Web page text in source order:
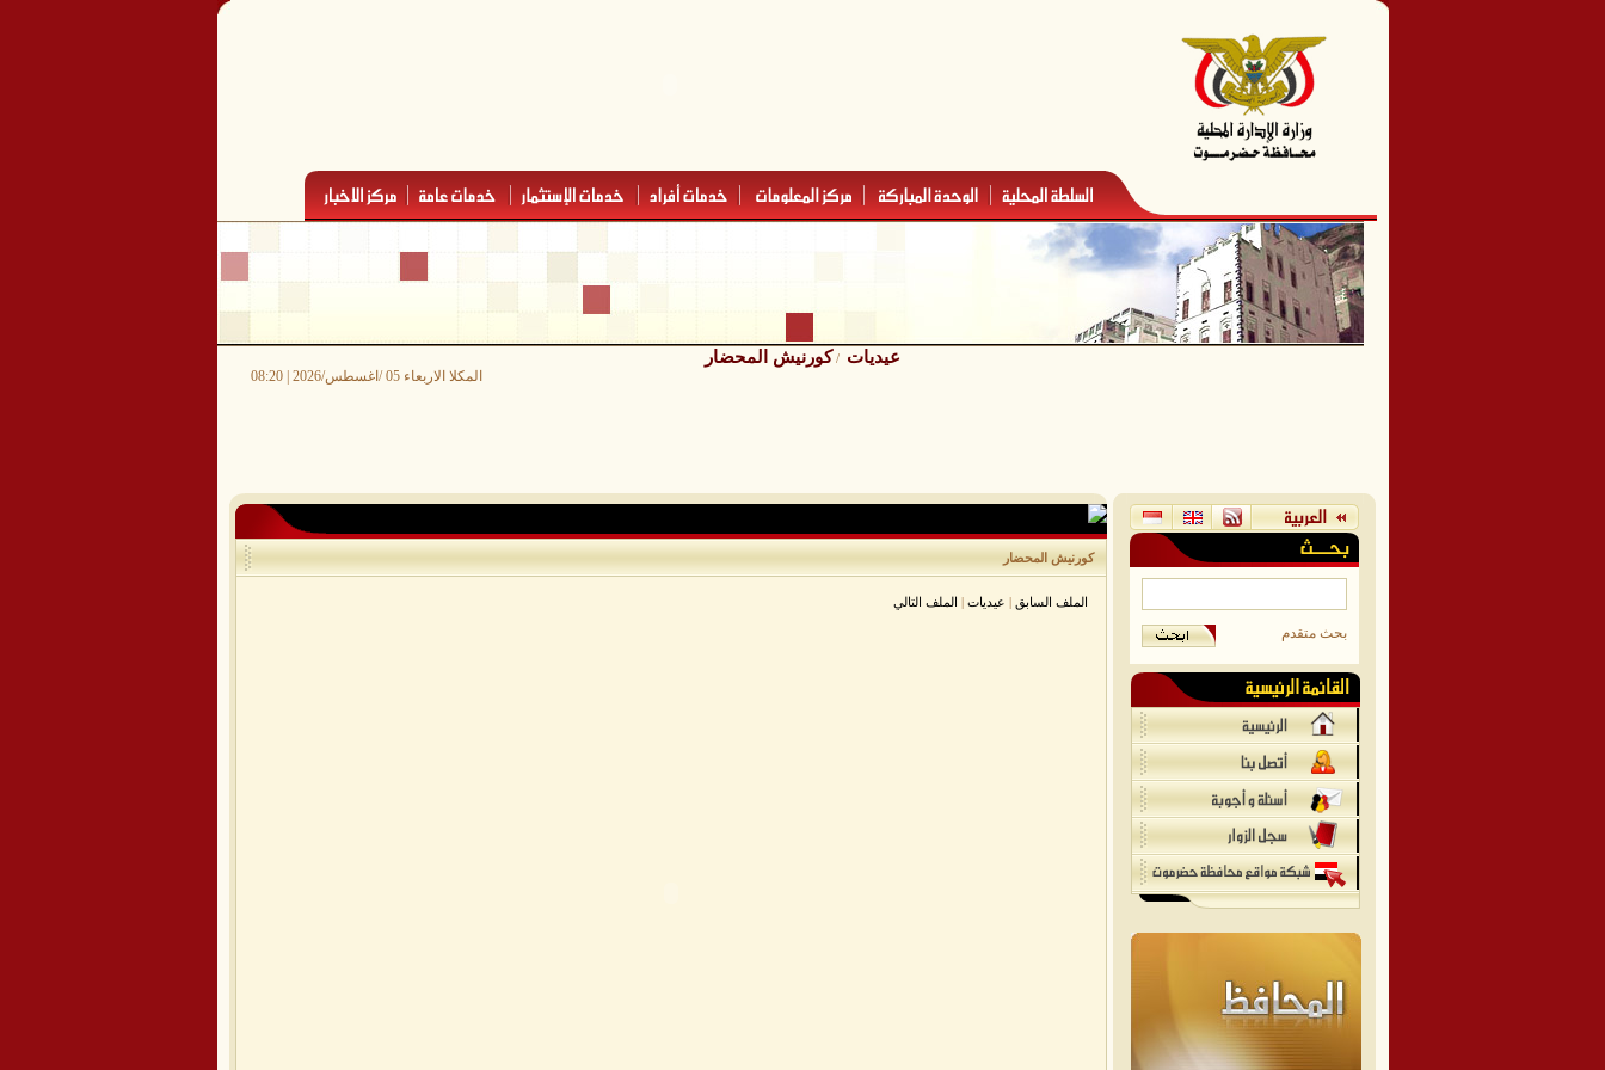
عيديات / كورنيش المحضار
المكلا الاربعاء 05 /اغسطس/2026 | 08:20
كورنيش المحضار
الملف السابق | عيديات | الملف التالي
بحث متقدم